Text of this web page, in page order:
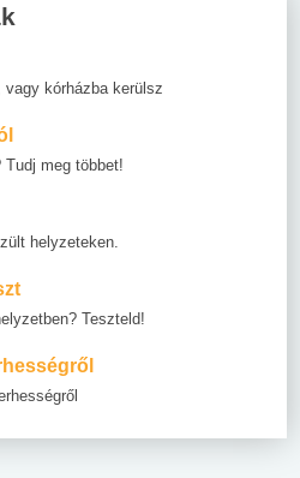
vagy kórházba kerülsz
Tudj meg többet!
helyzeteken.
Teszteld!